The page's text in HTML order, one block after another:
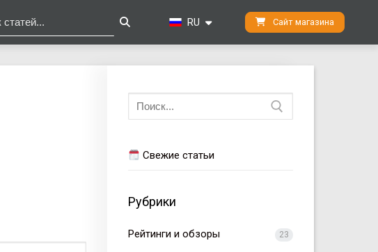
RU Сайт магазина
Искать:
Свежие статьи
Рубрики
Рейтинги и обзоры 23